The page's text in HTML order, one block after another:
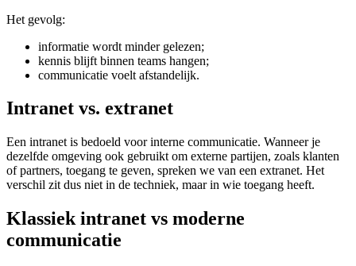
Het gevolg:
informatie wordt minder gelezen;
kennis blijft binnen teams hangen;
communicatie voelt afstandelijk.
Intranet vs. extranet
Een intranet is bedoeld voor interne communicatie. Wanneer je
dezelfde omgeving ook gebruikt om externe partijen, zoals klanten
of partners, toegang te geven, spreken we van een extranet. Het
verschil zit dus niet in de techniek, maar in wie toegang heeft.
Klassiek intranet vs moderne
communicatie